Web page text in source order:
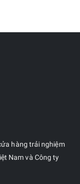
hàng trải nghiệm
Nam và Công ty